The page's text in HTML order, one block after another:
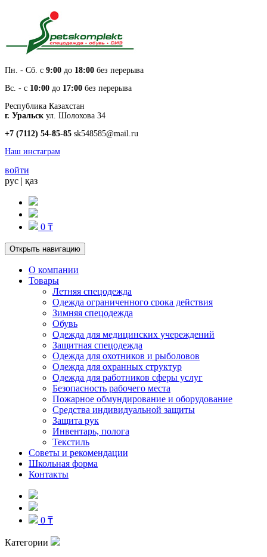
Пн. - Cб. с 9:00 до 18:00 без перерыва
Вс. - с 10:00 до 17:00 без перерыва
Республика Казахстан
г. Уральск ул. Шолохова 34
+7 (7112) 54-85-85 sk548585@mail.ru
Наш инстаграм
войти
рус | қаз
0 ₸
Открыть навигацию
О компании
Товары
Летняя спецодежда
Одежда ограниченного срока действия
Зимняя спецодежда
Обувь
Одежда для медицинских учереждений
Защитная спецодежда
Одежда для охотников и рыболовов
Одежда для охранных структур
Одежда для работников сферы услуг
Безопасность рабочего места
Пожарное обмундирование и оборудование
Средства индивидуальной защиты
Защита рук
Инвентарь, полога
Текстиль
Советы и рекомендации
Школьная форма
Контакты
0 ₸
Категории